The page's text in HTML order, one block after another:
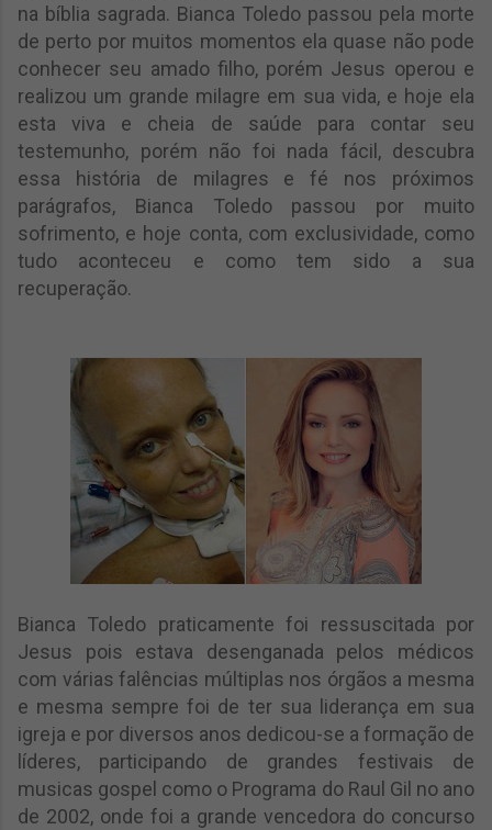
na bíblia sagrada. Bianca Toledo passou pela morte
de perto por muitos momentos ela quase não pode
conhecer seu amado filho, porém Jesus operou e
realizou um grande milagre em sua vida, e hoje ela
esta viva e cheia de saúde para contar seu
testemunho, porém não foi nada fácil, descubra
essa história de milagres e fé nos próximos
parágrafos, Bianca Toledo passou por muito
sofrimento, e hoje conta, com exclusividade, como
tudo aconteceu e como tem sido a sua
recuperação.
Bianca Toledo praticamente foi ressuscitada por
Jesus pois estava desenganada pelos médicos
com várias falências múltiplas nos órgãos a mesma
e mesma sempre foi de ter sua liderança em sua
igreja e por diversos anos dedicou-se a formação de
líderes, participando de grandes festivais de
musicas gospel como o Programa do Raul Gil no ano
de 2002, onde foi a grande vencedora do concurso